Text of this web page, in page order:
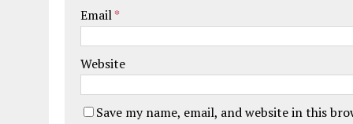
Email*
Website
Save my name, email, and website in this